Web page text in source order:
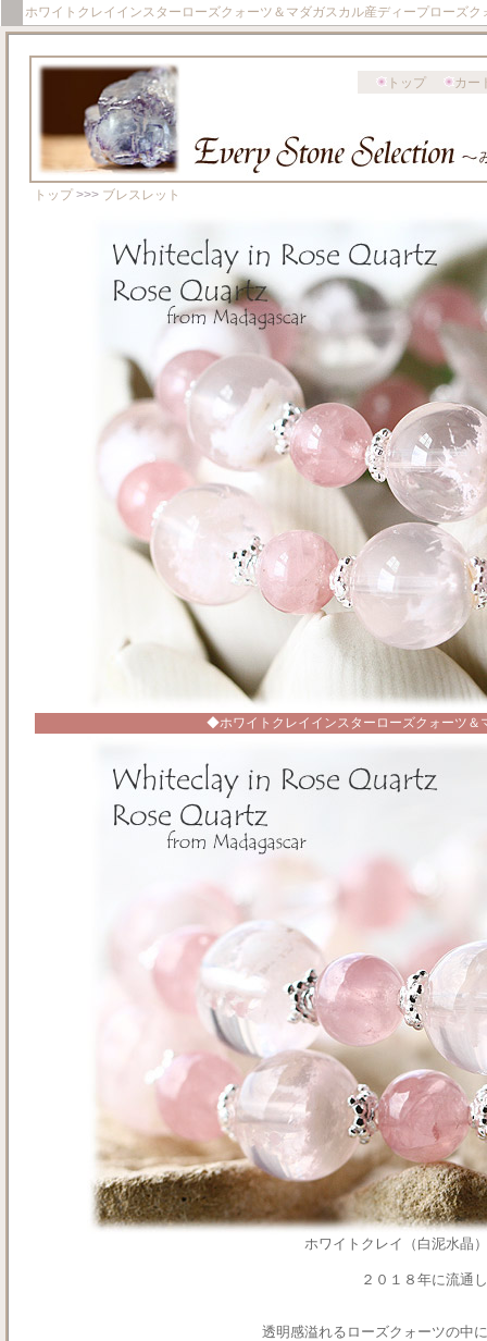
ホワイトクレイインスターローズクォーツ＆マダガスカル産ディープロー
トップ カー
トップ >>> ブレスレット
◆ホワイトクレイインスターローズクォーツ
ホワイトクレイ（白泥水晶
２０１８年に流通
透明感溢れるローズクォーツの中